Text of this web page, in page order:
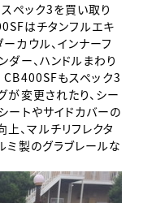
ペック3を買い取り
はチタンフルエキ
カウル、インナーフ
ダー、ハンドルまわり
CB400SFもスペック3
が変更されたり、シー
トやサイドカバーの
、マルチリフレクタ
ミ製のグラブレールな